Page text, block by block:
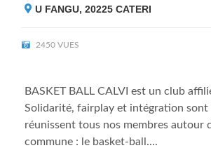
U FANGU, 20225 CATERI
2450 VUES
BASKET BALL CALVI est un club
Solidarité, fairplay et intégration sont
réunissent tous nos membres autour
commune : le basket-ball....